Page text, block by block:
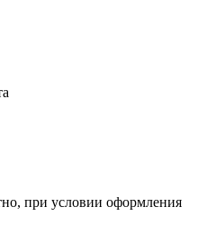
при условии оформления